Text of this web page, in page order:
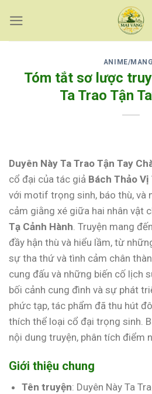
content
ANIME/
Tóm tắt sơ lược
Ta Trao Tận
Duyên Này Ta Trao Tận Tay
cổ đại của tác giả Bách Thảo
với motif trọng sinh, báo thù, và
cảm giằng xé giữa hai nhân vật
Tạ Cảnh Hành . Truyện mang
đầy hận thù và hiểu lầm, từ
sự tha thứ và tình cảm chân
cung đấu và những biến cố lịch
bối cảnh cung đình và sự phát
phức tạp, tác phẩm đã thu hút
thích thể loại cổ đại trọng sinh.
nội dung truyện, phân tích điểm
Giới thiệu chung
Tên truyện: Duyên Này Ta